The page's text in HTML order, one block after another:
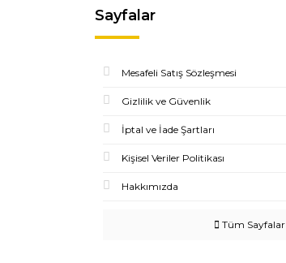
Sayfalar
Mesafeli Satış Sözleşmesi
Gizlilik ve Güvenlik
İptal ve İade Şartları
Kişisel Veriler Politikası
Hakkımızda
Tüm Sayfalar